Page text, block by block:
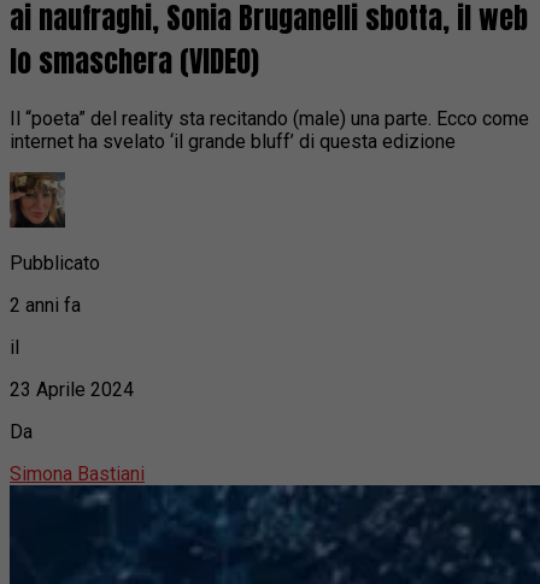
ai naufraghi, Sonia Bruganelli sbotta, il web
lo smaschera (VIDEO)
Il “poeta” del reality sta recitando (male) una parte. Ecco come
internet ha svelato ‘il grande bluff’ di questa edizione
Pubblicato
2 anni fa
il
23 Aprile 2024
Da
Simona Bastiani